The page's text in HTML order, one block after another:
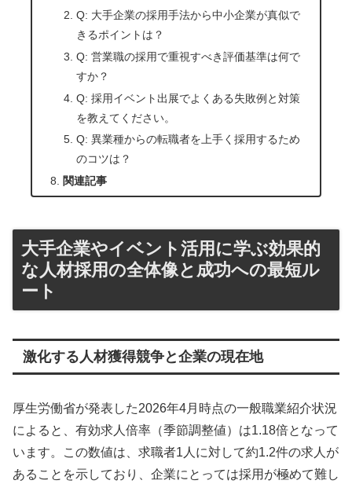
Q: 大手企業の採用手法から中小企業が真似で
きるポイントは？
Q: 営業職の採用で重視すべき評価基準は何で
すか？
Q: 採用イベント出展でよくある失敗例と対策
を教えてください。
Q: 異業種からの転職者を上手く採用するため
のコツは？
関連記事
大手企業やイベント活用に学ぶ効果的
な人材採用の全体像と成功への最短ル
ート
激化する人材獲得競争と企業の現在地
厚生労働省が発表した2026年4月時点の一般職業紹介状況
によると、有効求人倍率（季節調整値）は1.18倍となって
います。この数値は、求職者1人に対して約1.2件の求人が
あることを示しており、企業にとっては採用が極めて難し